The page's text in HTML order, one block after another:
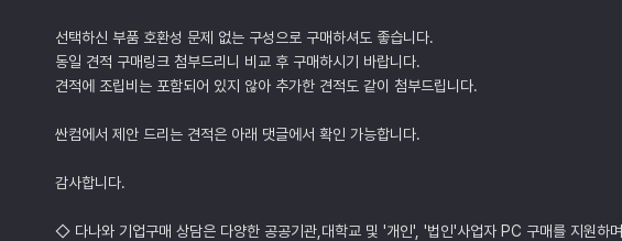
선택하신 부품 호환성 문제 없는 구성으로 구매하셔도 좋습니다.
동일 견적 구매링크 첨부드리니 비교 후 구매하시기 바랍니다.
견적에 조립비는 포함되어 있지 않아 추가한 견적도 같이 첨부드립니다.
싼컴에서 제안 드리는 견적은 아래 댓글에서 확인 가능합니다.
감사합니다.
◇ 다나와 기업구매 상담은 다양한 공공기관,대학교 및 '개인', '법인'사업자 PC 구매를 지원하며,